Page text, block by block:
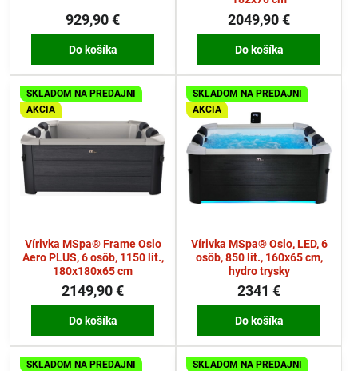
929,90 €
Do košíka
2049,90 €
Do košíka
SKLADOM NA PREDAJNI
AKCIA
Vírivka MSpa® Frame Oslo
Aero PLUS, 6 osôb, 1150 lit.,
180x180x65 cm
2149,90 €
Do košíka
SKLADOM NA PREDAJNI
AKCIA
Vírivka MSpa® Oslo, LED, 6
osôb, 850 lit., 160x65 cm,
hydro trysky
2341 €
Do košíka
SKLADOM NA PREDAJNI
SKLADOM NA PREDAJNI